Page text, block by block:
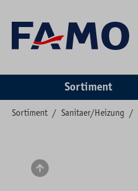
Sortiment
Sortiment / Sanitaer/Heizung /
Bildergalerie überspringen